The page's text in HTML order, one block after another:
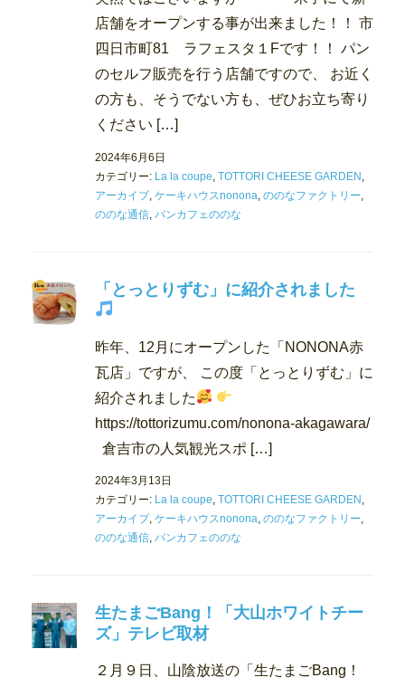
店舗をオープンする事が出来ました！！ 市
四日市町81 ラフェスタ１Fです！！ パン
のセルフ販売を行う店舗ですので、 お近く
の方も、そうでない方も、ぜひお立ち寄り
ください […]
2024年6月6日
カテゴリー: La la coupe TOTTORI CHEESE GARDEN
アーカイブ ケーキハウスnonona ののなファクトリー
ののな通信 パンカフェののな
「とっとりずむ」に紹介されました
昨年、12月にオープンした「NONONA赤
瓦店」ですが、 この度「とっとりずむ」に
紹介されました
https://tottorizumu.com/nonona-akagawara/
倉吉市の人気観光スポ […]
2024年3月13日
カテゴリー: La la coupe, TOTTORI CHEESE GARDEN ,
アーカイブ, ケーキハウスnonona, ののなファクトリー,
ののな通信, パンカフェののな
生たまごBang！「大山ホワイトチー
ズ」テレビ取材
２月９日、山陰放送の「生たまごBang！